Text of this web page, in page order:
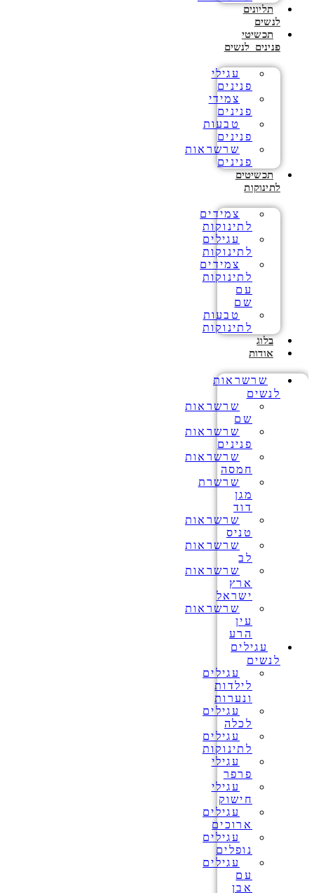
תליונים
לנשים
תכשיטי
פנינים לנשים
עגילי
פנינים
צמידי
פנינים
טבעות
פנינים
שרשראות
פנינים
תכשיטים
לתינוקות
צמידים
לתינוקות
עגילים
לתינוקות
צמידים
לתינוקות
עם
שם
טבעות
לתינוקות
בלוג
אודות
שרשראות
לנשים
שרשראות
שם
שרשראות
פנינים
שרשראות
חמסה
שרשרת
מגן
דוד
שרשראות
טניס
שרשראות
לב
שרשראות
ארץ
ישראל
שרשראות
עין
הרע
עגילים
לנשים
עגילים
לילדות
ונערות
עגילים
לכלה
עגילים
לתינוקות
עגילי
פרפר
עגילי
חישוק
עגילים
ארוכים
עגילים
נופלים
עגילים
עם
אבן